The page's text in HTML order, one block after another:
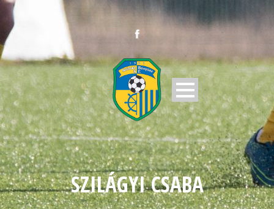
SZILÁGYI CSABA